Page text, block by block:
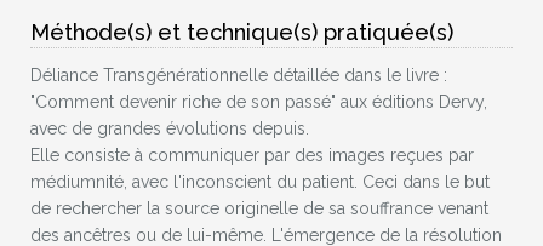
Méthode(s) et technique(s) pratiquée(s)
Déliance Transgénérationnelle détaillée dans le livre :
"Comment devenir riche de son passé" aux éditions Dervy,
avec de grandes évolutions depuis.
Elle consiste à communiquer par des images reçues par
médiumnité, avec l'inconscient du patient. Ceci dans le but
de rechercher la source originelle de sa souffrance venant
des ancêtres ou de lui-même. L'émergence de la résolution